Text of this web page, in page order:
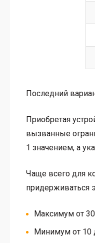
Последний
Приобретая
вызванные
1 значением, а
Чаще всего для
придерживаться
Максимум от
Минимум от 10